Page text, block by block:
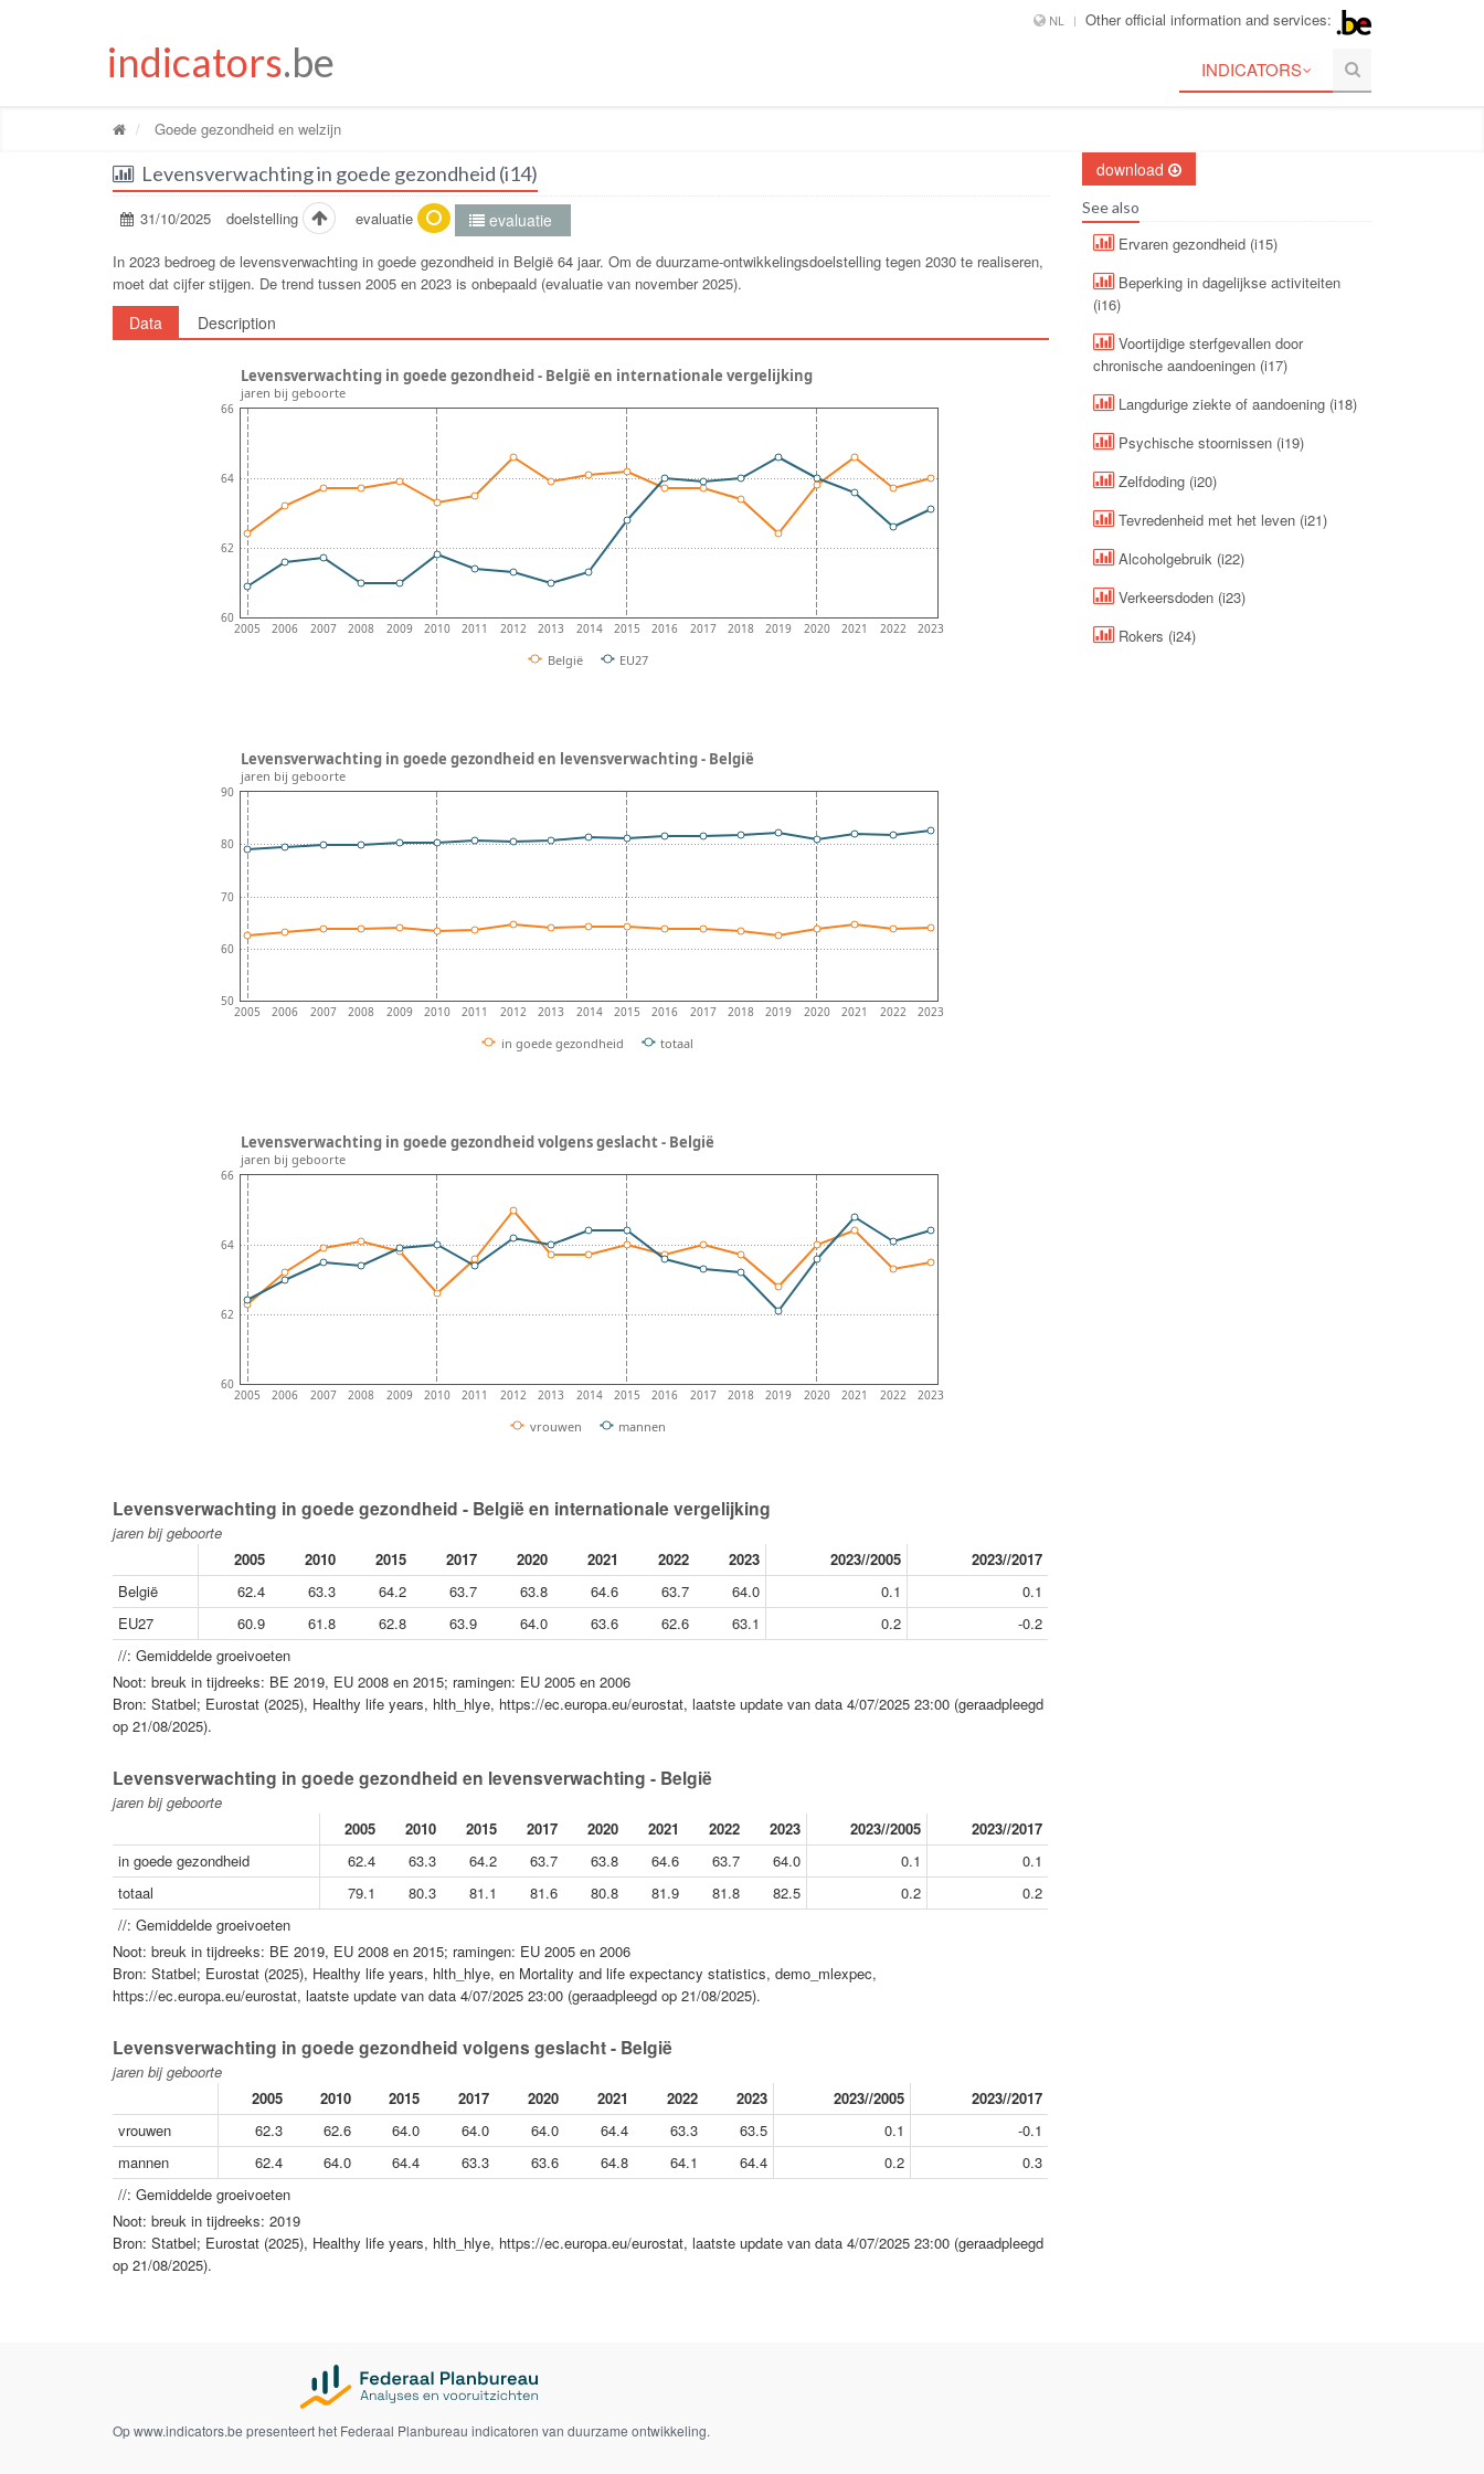
NL Other official information and services:
indicators.be INDICATORS
Goede gezondheid en welzijn
Levensverwachting in goede gezondheid (i14)
31/10/2025 doelstelling evaluatie evaluatie
In 2023 bedroeg de levensverwachting in goede gezondheid in België 64 jaar. Om de duurzame-ontwikkelingsdoelstelling tegen 2030 te realiseren,
moet dat cijfer stijgen. De trend tussen 2005 en 2023 is onbepaald (evaluatie van november 2025).
Data Description
2005 2006 2007 2008 2009 2010 2011 2012 2013 2014 2015 2016 2017 2018 2019 2020 2021 2022 2023
60
62
64
66
België EU27
Levensverwachting in goede gezondheid - België en internationale vergelijking
jaren bij geboorte
2005 2006 2007 2008 2009 2010 2011 2012 2013 2014 2015 2016 2017 2018 2019 2020 2021 2022 2023
50
60
70
80
90
in goede gezondheid totaal
Levensverwachting in goede gezondheid en levensverwachting - België
jaren bij geboorte
2005 2006 2007 2008 2009 2010 2011 2012 2013 2014 2015 2016 2017 2018 2019 2020 2021 2022 2023
60
62
64
66
vrouwen mannen
Levensverwachting in goede gezondheid volgens geslacht - België
jaren bij geboorte
Levensverwachting in goede gezondheid - België en internationale vergelijking
jaren bij geboorte
2005
2010 2015 2017 2020 2021 2022 2023 2023//2005
2023//2017
België
62.4 63.3 64.2 63.7 63.8 64.6 63.7 64.0 0.1
0.1
EU27
60.9 61.8 62.8 63.9 64.0 63.6 62.6 63.1 0.2
-0.2
//: Gemiddelde groeivoeten
Noot: breuk in tijdreeks: BE 2019, EU 2008 en 2015; ramingen: EU 2005 en 2006
Bron: Statbel; Eurostat (2025), Healthy life years, hlth_hlye, https://ec.europa.eu/eurostat, laatste update van data 4/07/2025 23:00 (geraadpleegd
op 21/08/2025).
Levensverwachting in goede gezondheid en levensverwachting - België
jaren bij geboorte
2005
2010 2015 2017 2020 2021 2022 2023 2023//2005
2023//2017
in goede gezondheid
62.4 63.3 64.2 63.7 63.8 64.6 63.7 64.0 0.1
0.1
totaal
79.1 80.3 81.1 81.6 80.8 81.9 81.8 82.5 0.2
0.2
//: Gemiddelde groeivoeten
Noot: breuk in tijdreeks: BE 2019, EU 2008 en 2015; ramingen: EU 2005 en 2006
Bron: Statbel; Eurostat (2025), Healthy life years, hlth_hlye, en Mortality and life expectancy statistics, demo_mlexpec,
https://ec.europa.eu/eurostat, laatste update van data 4/07/2025 23:00 (geraadpleegd op 21/08/2025).
Levensverwachting in goede gezondheid volgens geslacht - België
jaren bij geboorte
2005
2010 2015 2017 2020 2021 2022 2023 2023//2005
2023//2017
vrouwen
62.3 62.6 64.0 64.0 64.0 64.4 63.3 63.5 0.1
-0.1
mannen
62.4 64.0 64.4 63.3 63.6 64.8 64.1 64.4 0.2
0.3
//: Gemiddelde groeivoeten
Noot: breuk in tijdreeks: 2019
Bron: Statbel; Eurostat (2025), Healthy life years, hlth_hlye, https://ec.europa.eu/eurostat, laatste update van data 4/07/2025 23:00 (geraadpleegd
op 21/08/2025).
download
See also
Ervaren gezondheid (i15)
Beperking in dagelijkse activiteiten
(i16)
Voortijdige sterfgevallen door
chronische aandoeningen (i17)
Langdurige ziekte of aandoening (i18)
Psychische stoornissen (i19)
Zelfdoding (i20)
Tevredenheid met het leven (i21)
Alcoholgebruik (i22)
Verkeersdoden (i23)
Rokers (i24)
Op www.indicators.be presenteert het Federaal Planbureau indicatoren van duurzame ontwikkeling.